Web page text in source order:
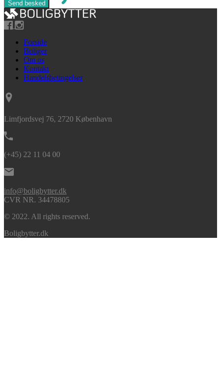
Forside
Boliger
Om os
Kontakt
Handelsbetingelser
Limfjordsvej 76, 2720 København
(+45) 22 11 04 00
info@boligbytter.dk
CVR NR. 34478805
© 2022. All rights reserved.
Boligbytter.dk